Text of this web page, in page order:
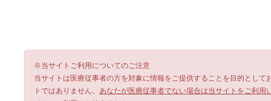
※当サイトご利用についてのご注意
当サイトは医療従事者の方を対象に情報をご提供することを目的とし
トではありません。 あなたが医療従事者でない場合は当サイトをご利